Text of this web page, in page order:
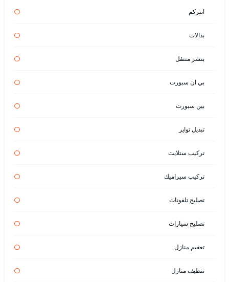
انتركم
بدالات
بنشر متنقل
بي ان سبورت
بين سبورت
تبديل تواير
تركيب ستلايت
تركيب سيراميك
تصليح تلفونات
تصليح سيارات
تعقيم منازل
تنظيف منازل